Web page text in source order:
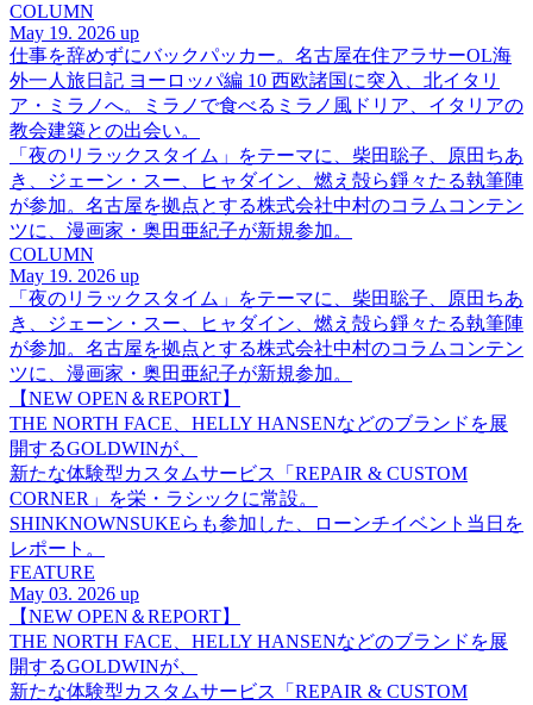
COLUMN
May 19. 2026 up
仕事を辞めずにバックパッカー。名古屋在住アラサーOL海
外一人旅日記 ヨーロッパ編 10 西欧諸国に突入、北イタリ
ア・ミラノへ。ミラノで食べるミラノ風ドリア、イタリアの
教会建築との出会い。
「夜のリラックスタイム」をテーマに、柴田聡子、原田ちあ
き、ジェーン・スー、ヒャダイン、燃え殻ら錚々たる執筆陣
が参加。名古屋を拠点とする株式会社中村のコラムコンテン
ツに、漫画家・奥田亜紀子が新規参加。
COLUMN
May 19. 2026 up
「夜のリラックスタイム」をテーマに、柴田聡子、原田ちあ
き、ジェーン・スー、ヒャダイン、燃え殻ら錚々たる執筆陣
が参加。名古屋を拠点とする株式会社中村のコラムコンテン
ツに、漫画家・奥田亜紀子が新規参加。
【NEW OPEN＆REPORT】
THE NORTH FACE、HELLY HANSENなどのブランドを展
開するGOLDWINが、
新たな体験型カスタムサービス「REPAIR & CUSTOM
CORNER」を栄・ラシックに常設。
SHINKNOWNSUKEらも参加した、ローンチイベント当日を
レポート。
FEATURE
May 03. 2026 up
【NEW OPEN＆REPORT】
THE NORTH FACE、HELLY HANSENなどのブランドを展
開するGOLDWINが、
新たな体験型カスタムサービス「REPAIR & CUSTOM